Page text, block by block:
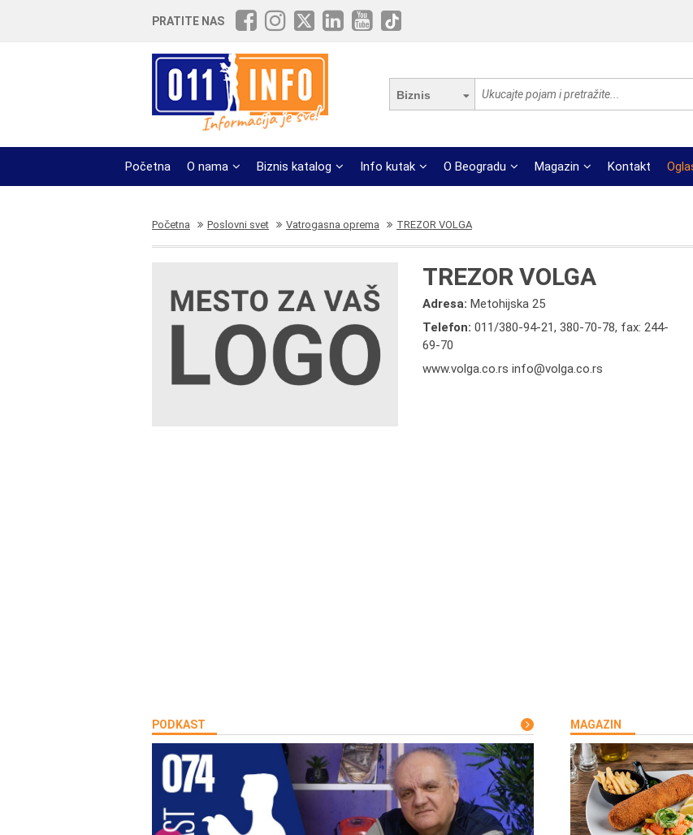
PRATITE NAS
Biznis
Početna O nama Biznis katalog Info kutak O Beogradu Magazin Kontakt
Početna Poslovni svet Vatrogasna oprema TREZOR VOLGA
TREZOR VOLGA
Adresa:Metohijska 25
Telefon:011/380-94-21,380-70-78, fax: 244-
69-70
www.volga.co.rs info@volga.co.rs
PODKAST MAGAZIN